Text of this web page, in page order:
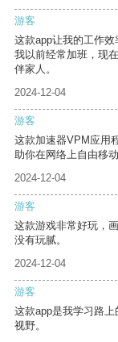
游客
这款app让我的工作效
我以前经常加班，现
伴家人。
2024-12-04
游客
这款加速器VPM应用
助你在网络上自由移动
2024-12-04
游客
这款游戏非常好玩，
没有玩腻。
2024-12-04
游客
这款app是我学习路
视野。